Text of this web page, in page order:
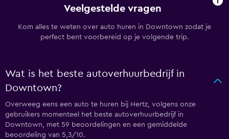
Veelgestelde vragen
Kom alles te weten over auto huren in Downtown zodat je
perfect bent voorbereid op je volgende trip.
Wat is het beste autoverhuurbedrijf in
Downtown?
Overweeg eens een auto te huren bij Hertz, volgens onze
gebruikers momenteel het beste autoverhuurbedrijf in
Downtown, met 59 beoordelingen en een gemiddelde
beoordeling van 5,3/10.